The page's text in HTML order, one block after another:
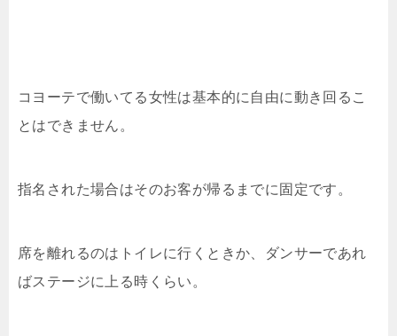
コヨーテで働いてる女性は基本的に自由に動き回るこ
とはできません。
指名された場合はそのお客が帰るまでに固定です。
席を離れるのはトイレに行くときか、ダンサーであれ
ばステージに上る時くらい。